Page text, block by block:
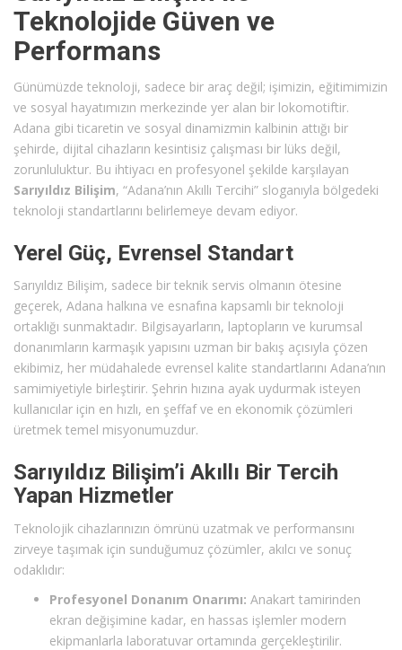
Teknolojide Güven ve
Performans
Günümüzde teknoloji, sadece bir araç değil; işimizin, eğitimimizin
ve sosyal hayatımızın merkezinde yer alan bir lokomotiftir.
Adana gibi ticaretin ve sosyal dinamizmin kalbinin attığı bir
şehirde, dijital cihazların kesintisiz çalışması bir lüks değil,
zorunluluktur. Bu ihtiyacı en profesyonel şekilde karşılayan
Sarıyıldız Bilişim, “Adana’nın Akıllı Tercihi” sloganıyla bölgedeki
teknoloji standartlarını belirlemeye devam ediyor.
Yerel Güç, Evrensel Standart
Sarıyıldız Bilişim, sadece bir teknik servis olmanın ötesine
geçerek, Adana halkına ve esnafına kapsamlı bir teknoloji
ortaklığı sunmaktadır. Bilgisayarların, laptopların ve kurumsal
donanımların karmaşık yapısını uzman bir bakış açısıyla çözen
ekibimiz, her müdahalede evrensel kalite standartlarını Adana’nın
samimiyetiyle birleştirir. Şehrin hızına ayak uydurmak isteyen
kullanıcılar için en hızlı, en şeffaf ve en ekonomik çözümleri
üretmek temel misyonumuzdur.
Sarıyıldız Bilişim’i Akıllı Bir Tercih
Yapan Hizmetler
Teknolojik cihazlarınızın ömrünü uzatmak ve performansını
zirveye taşımak için sunduğumuz çözümler, akılcı ve sonuç
odaklıdır:
Profesyonel Donanım Onarımı: Anakart tamirinden
ekran değişimine kadar, en hassas işlemler modern
ekipmanlarla laboratuvar ortamında gerçekleştirilir.